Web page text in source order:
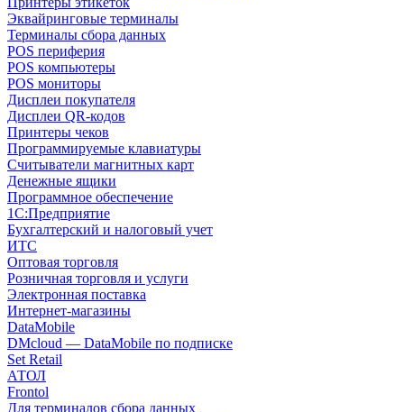
Эквайринговые терминалы
Терминалы сбора данных
POS периферия
POS компьютеры
POS мониторы
Дисплеи покупателя
Дисплеи QR-кодов
Принтеры чеков
Программируемые клавиатуры
Считыватели магнитных карт
Денежные ящики
Программное обеспечение
1С:Предприятие
Бухгалтерский и налоговый учет
ИТС
Оптовая торговля
Розничная торговля и услуги
Электронная поставка
Интернет-магазины
DataMobile
DMcloud — DataMobile по подписке
Set Retail
АТОЛ
Frontol
Для терминалов сбора данных